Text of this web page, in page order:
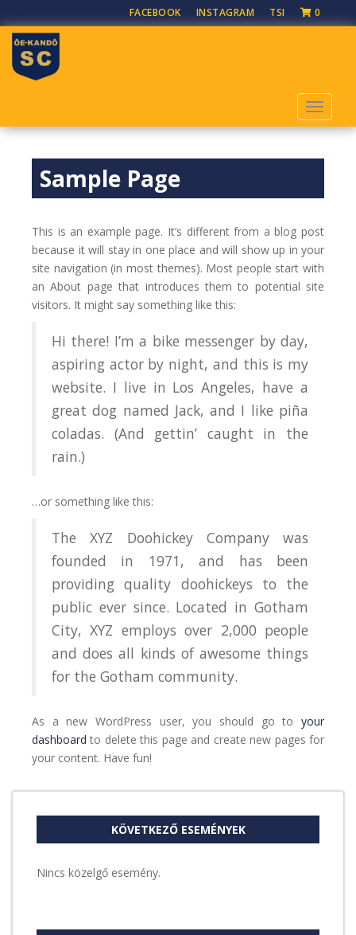
k
FACEBOOK INSTAGRAM TSI 0
Sample Page
This is an example page. It’s different from a blog post
because it will stay in one place and will show up in your
site navigation (in most themes). Most people start with
an About page that introduces them to potential site
visitors. It might say something like this:
Hi there! I’m a bike messenger by day,
aspiring actor by night, and this is my
website. I live in Los Angeles, have a
great dog named Jack, and I like piña
coladas. (And gettin’ caught in the
rain.)
…or something like this:
The XYZ Doohickey Company was
founded in 1971, and has been
providing quality doohickeys to the
public ever since. Located in Gotham
City, XYZ employs over 2,000 people
and does all kinds of awesome things
for the Gotham community.
As a new WordPress user, you should go to your
dashboard to delete this page and create new pages for
your content. Have fun!
KÖVETKEZŐ ESEMÉNYEK
Nincs közelgő esemény.